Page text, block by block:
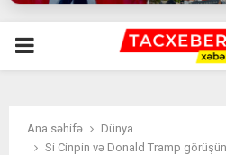
PRIMARY
Ana səhifə
Dünya
Si Cinpin və Donald Tramp